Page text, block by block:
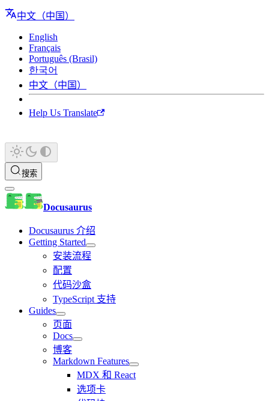
中文（中国）
English
Français
Português (Brasil)
한국어
中文（中国）
Help Us Translate
搜索
Docusaurus
Docusaurus 介绍
Getting Started
安装流程
配置
代码沙盒
TypeScript 支持
Guides
页面
Docs
博客
Markdown Features
MDX 和 React
选项卡